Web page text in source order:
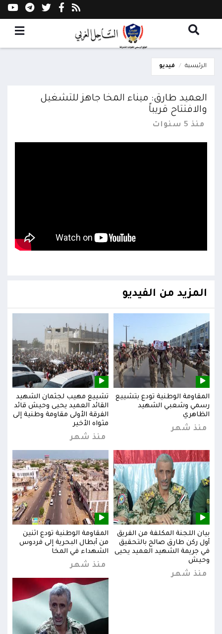
الرئيسية فيديو
العميد طارق: ميناء المخا جاهز للتشغيل
والافتتاح قريباً
منذ 5 سنوات
المزيد من الفيديو
المقاومة الوطنية تودع بتشييع
رسمي وشعبي الشهيد
الظاهري
منذ شهر
تشييع مهيب لجثمان الشهيد
القائد العميد يحيى وحيش قائد
الفرقة الأولى مقاومة وطنية إلى
مثواه الأخير
منذ شهر
بيان اللجنة المكلفة من الفريق
أول ركن طارق صالح بالتحقيق
في جريمة الشهيد العميد يحيى
وحيش
منذ شهر
المقاومة الوطنية تودع اثنين
من أبطال البحرية إلى فردوس
الشهداء في المخا
منذ شهر